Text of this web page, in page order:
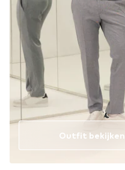
Outfit bekijken